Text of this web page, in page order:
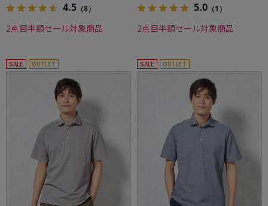
4.5 （8）
2点目半額セール対象商品
5.0 （1）
2点目半額セール対象商品
SALE OUTLET SALE OUTLET